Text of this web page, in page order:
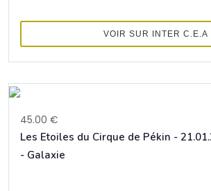
VOIR SUR INTER C.E.A
45.00 €
Les Etoiles du Cirque de Pékin -
- Galaxie